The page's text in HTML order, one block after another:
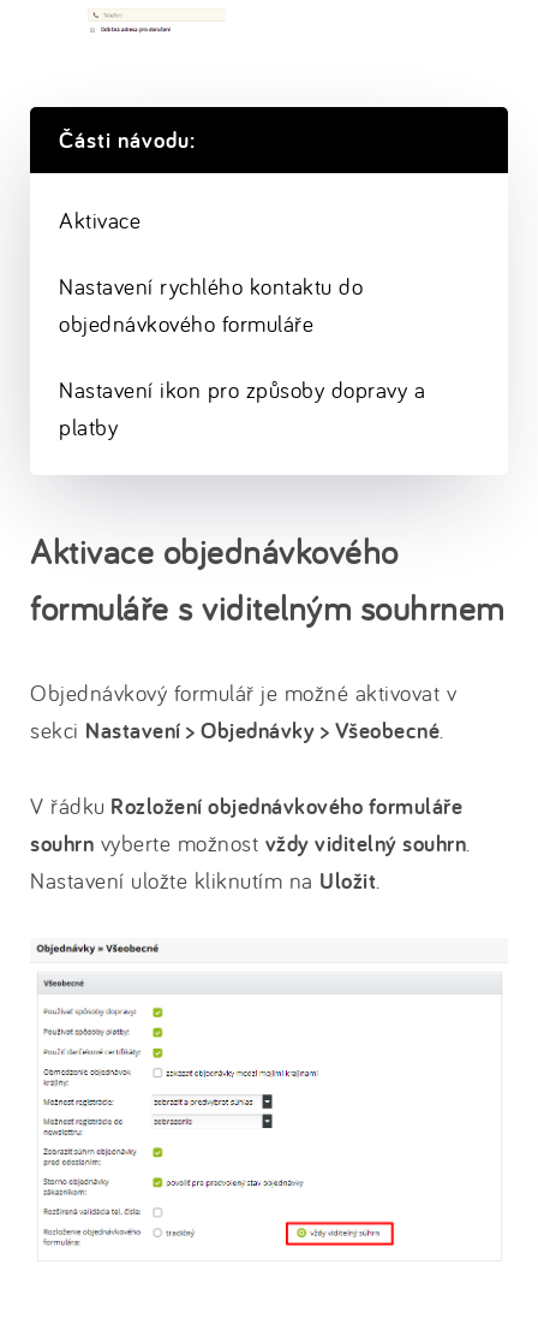
Části návodu:
Aktivace
Nastavení rychlého kontaktu do
objednávkového formuláře
Nastavení ikon pro způsoby dopravy a
platby
Aktivace objednávkového
formuláře s viditelným souhrnem
Objednávkový formulář je možné aktivovat v
sekci Nastavení > Objednávky > Všeobecné.
V řádku Rozložení objednávkového formuláře
souhrn vyberte možnost vždy viditelný souhrn.
Nastavení uložte kliknutím na Uložit.